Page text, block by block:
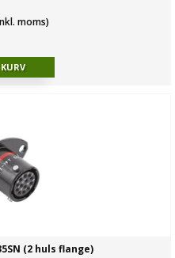
moms)
(2 huls flange)